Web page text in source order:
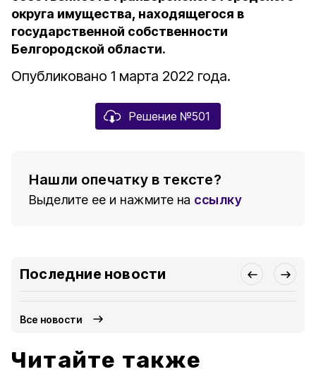
округа имущества, находящегося в
государственной собственности
Белгородской области.
Опубликовано 1 марта 2022 года.
Решение №501
Нашли опечатку в тексте?
Выделите ее и нажмите на ссылку
Последние новости
Все новости
Читайте также